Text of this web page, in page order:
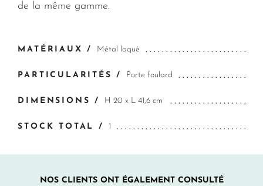
de la même gamme.
MATÉRIAUX / Métal laqué
PARTICULARITÉS / Porte foulard
DIMENSIONS / H 20 x L 41,6 cm
STOCK TOTAL / 1
NOS CLIENTS ONT ÉGALEMENT CONSULTÉ